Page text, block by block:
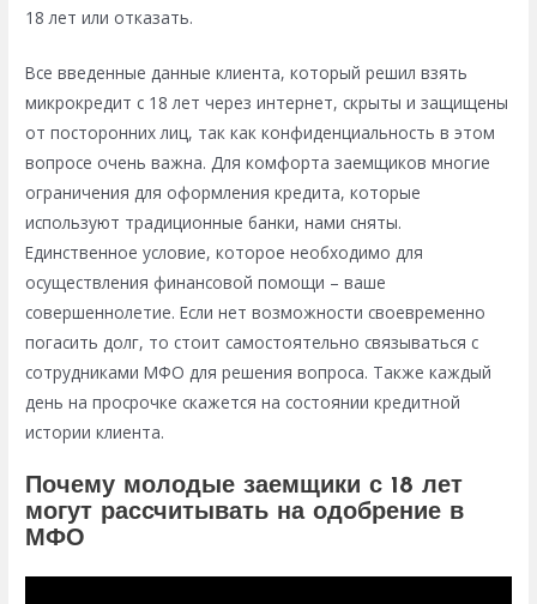
18 лет или отказать.
Все введенные данные клиента, который решил взять
микрокредит с 18 лет через интернет, скрыты и защищены
от посторонних лиц, так как конфиденциальность в этом
вопросе очень важна. Для комфорта заемщиков многие
ограничения для оформления кредита, которые
используют традиционные банки, нами сняты.
Единственное условие, которое необходимо для
осуществления финансовой помощи – ваше
совершеннолетие. Если нет возможности своевременно
погасить долг, то стоит самостоятельно связываться с
сотрудниками МФО для решения вопроса. Также каждый
день на просрочке скажется на состоянии кредитной
истории клиента.
Почему молодые заемщики с 18 лет
могут рассчитывать на одобрение в
МФО